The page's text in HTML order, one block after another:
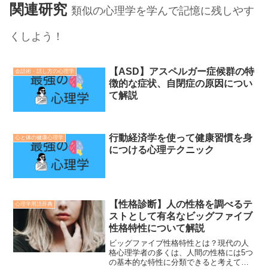
関連研究 類似の心理学を学んで記憶に残しやす
くしよう！
会話術・話し方の心理学
【ASD】アスペルガー症候群の特
徴的な症状、自閉症の原因につい
て解説
心と体の健康心理学
行動経済学を使って健康習慣を身
につける心理テクニック
心理学用語辞典
【性格診断】人の性格を調べるテ
ストとして有名なビッグファイブ
性格特性について解説
ビッグファイブ性格特性とは？現代の人
格心理学者の多くは、人間の性格には5つ
の基本的な特性に分類できると考えてお